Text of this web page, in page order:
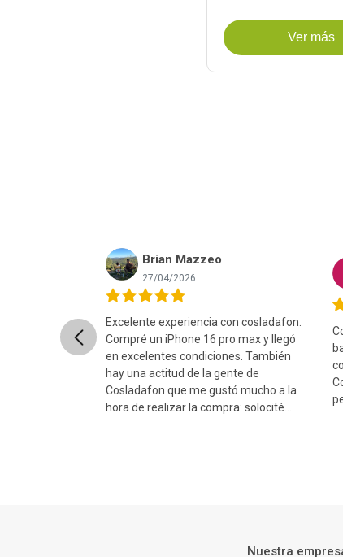
Ver más
Previous
rápido, el
Brian Mazzeo
27/04/2026
Excelente experiencia con cosladafon.
Compré un iPhone 16 pro max y llegó
en excelentes condiciones. También
hay una actitud de la gente de
Cosladafon que me gustó mucho a la
hora de realizar la compra: solocité
Nuestra